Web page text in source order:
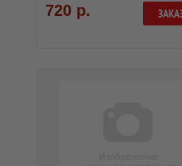
720 р.